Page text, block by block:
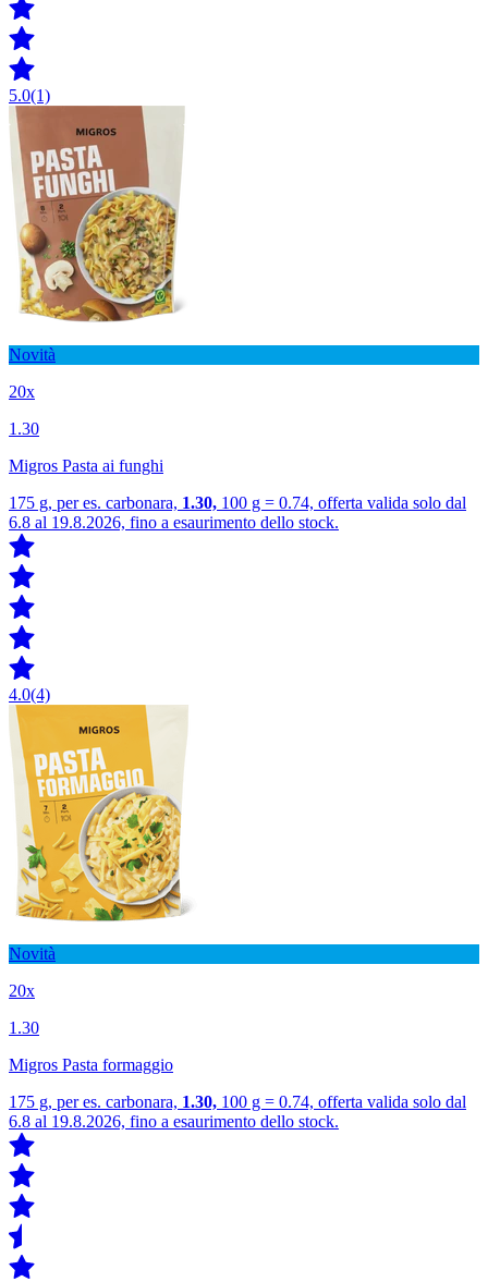
5.0(1)
Novità
20x
1.30
Migros Pasta ai funghi
175 g, per es. carbonara, 1.30, 100 g = 0.74, offerta valida solo dal
6.8 al 19.8.2026, fino a esaurimento dello stock.
4.0(4)
Novità
20x
1.30
Migros Pasta formaggio
175 g, per es. carbonara, 1.30, 100 g = 0.74, offerta valida solo dal
6.8 al 19.8.2026, fino a esaurimento dello stock.